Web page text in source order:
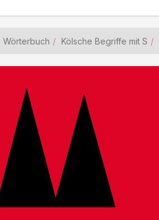
Wörterbuch Kölsche Begriffe mit S